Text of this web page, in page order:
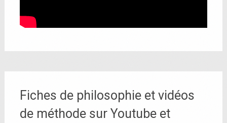
Fiches de philosophie et vidéos
de méthode sur Youtube et